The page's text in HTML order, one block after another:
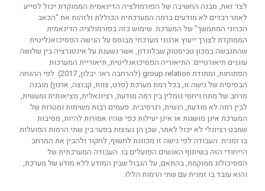
לצד זאת, מבנה החשיבה של הפורמולציה הדינאמית הממוקדת יכול לסייע
לאתר רבדים לא מודעים ברמה המערכתית הכוללת ולזהות את "הכאב
הכרוני המתמשך" של המערכת. שימוש כזה בפורמולציה הדינאמית
הממוקדת לצורך ייעוץ ארגוני מערכתי מבוסס על הגישה הפסיכואנליטית
שהתגבשה במכון טביסטוק שבלונדון, אשר נשענת על אינטגרציה בין שלושה
עוגנים תיאורטיים: התיאוריה הפסיכואנליטית, תיאוריית המערכות
הפתוחות, ומתודת group relation (להרחבה ראו: יבלון, 2017). לפי ההנחה
הבסיסית של גישה זו, בכל רמת מערכת (פרט, צוות, קבוצה, ארגון) מובנה
מרחב של מתח ויחסי גומלין בין רמה מודעת, רציונאלית, מציאותית ומעשית,
לבין רמה לא מודעת, רגשית, רגרסיבית. פעמים רבות משימות ומטרות של
המערכת אינן מושגות או אינן יעילות כפי שהיו אמורות להיות, מסיבות
שמבט רציונלי לא יכול לאתר, שכן הן נעוצות בפער בין שתי הרמות הפועלות
בו זמנית. העבודה לפי גישה זו מכוונת לחשוף, לחקור ולהבין את המרחב
הייחודי הזה בשיתוף האנשים הפועלים בו. העבודה המערכתית של
הפסיכולוג ממוקמת, בהתאם, על הגבול שבין המודע ללא מודע של מערכת,
והוא עובד בו זמנית עם שתי הרמות הללו.